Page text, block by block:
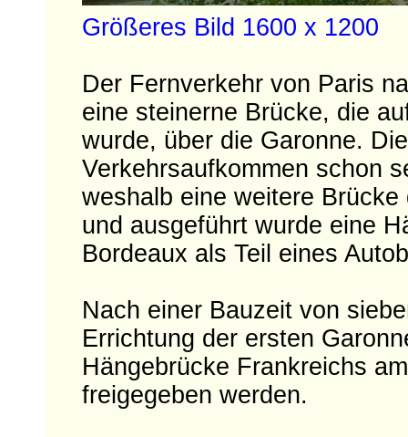
Größeres Bild 1600 x 1200
Der Fernverkehr von Paris
eine steinerne Brücke, die
wurde, über die Garonne.
Verkehrsaufkommen schon
weshalb eine weitere
und ausgeführt wurde eine
Bordeaux als Teil eines
Nach einer Bauzeit von
Errichtung der ersten
Hängebrücke Frankreichs
freigegeben werden.